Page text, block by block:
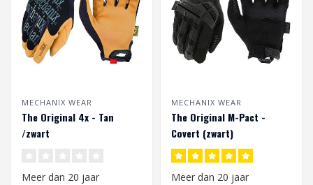
MECHANIX WEAR
The Original 4x - Tan
/zwart
Meer dan 20 jaar
MECHANIX WEAR
The Original M-Pact -
Covert (zwart)
Meer dan 20 jaar